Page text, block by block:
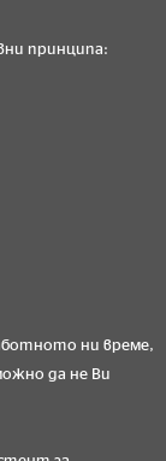
принципа:
ни време,
да не Ви